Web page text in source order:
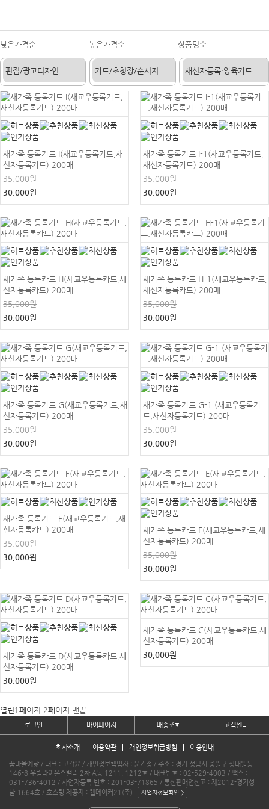
낮은가격순 높은가격순 상품명순
새가족 등록카드 I(새교우등록카드,새
신자등록카드) 200매
35,000원
30,000원
새가족 등록카드 I-1(새교우등록카드,
새신자등록카드) 200매
35,000원
30,000원
새가족 등록카드 H(새교우등록카드,새
신자등록카드) 200매
35,000원
30,000원
새가족 등록카드 H-1(새교우등록카드,
새신자등록카드) 200매
35,000원
30,000원
새가족 등록카드 G(새교우등록카드,새
신자등록카드) 200매
35,000원
30,000원
새가족 등록카드 G-1 (새교우등록카
드,새신자등록카드) 200매
35,000원
30,000원
새가족 등록카드 F(새교우등록카드,새
신자등록카드) 200매
35,000원
30,000원
새가족 등록카드 E(새교우등록카드,새
신자등록카드) 200매
35,000원
30,000원
새가족 등록카드 D(새교우등록카드,새
신자등록카드) 200매
30,000원
새가족 등록카드 C(새교우등록카드,새
신자등록카드) 200매
30,000원
열린1 페이지 2페이지 맨끝
로그인 마이페이지 배송조회 고객센터
회사소개 이용약관 개인정보취급방침 이용안내
꿈마을예닮 / 대표 : 고갑윤 / 개인정보책임자 : 문기정 / 주소 : 경기 성남시 중원구 상대원동
146-8 우림라이온스밸리 2차 A동 1211, 1212호 / 대표번호 : 02-529-4003 / 팩스 :
031-736-4012 / 사업자등록 번호 : 201-03-71865 / 통신판매업신고 : 제2012-경기성
남-1664호 / 호스팅 제공자 : 웹메이커21(주)